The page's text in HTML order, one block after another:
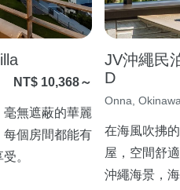
NT$ 10,368～
無遮蔽的華麗
個房間都能有
。
JV沖繩民
D
Onna,
在海風吹拂
屋，空間舒
沖繩海景，